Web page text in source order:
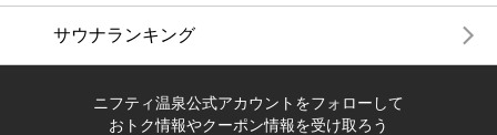
サウナランキング
ニフティ温泉公式アカウントをフォローして
おトク情報やクーポン情報を受け取ろう